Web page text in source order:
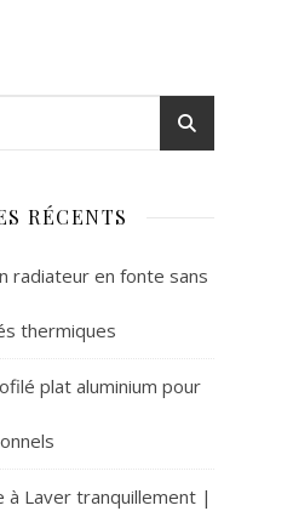
RÉCENTS
radiateur en fonte sans
thermiques
plat aluminium pour
à Laver tranquillement |